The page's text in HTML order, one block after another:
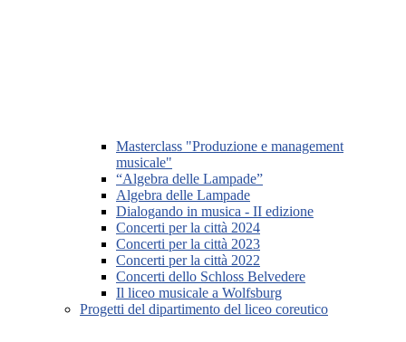
Masterclass "Produzione e management
musicale"
“Algebra delle Lampade”
Algebra delle Lampade
Dialogando in musica - II edizione
Concerti per la città 2024
Concerti per la città 2023
Concerti per la città 2022
Concerti dello Schloss Belvedere
Il liceo musicale a Wolfsburg
Progetti del dipartimento del liceo coreutico